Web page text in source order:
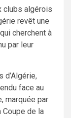
clubs algérois
revêt une
cherchent à
par leur
d’Algérie,
face au
marquée par
Coupe de la